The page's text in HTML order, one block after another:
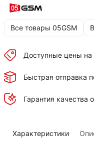
Все товары 05GSM
Доступные цены
Быстрая отправка
Гарантия качества
Характеристики